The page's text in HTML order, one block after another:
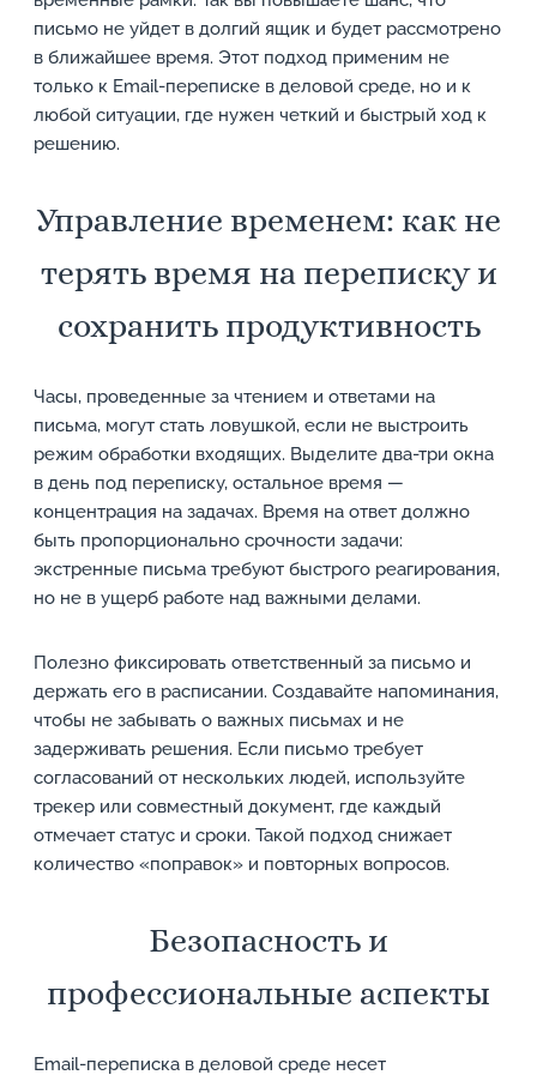
письмо не уйдет в долгий ящик и будет рассмотрено
в ближайшее время. Этот подход применим не
только к Email-переписке в деловой среде, но и к
любой ситуации, где нужен четкий и быстрый ход к
решению.
Управление временем: как не
терять время на переписку и
сохранить продуктивность
Часы, проведенные за чтением и ответами на
письма, могут стать ловушкой, если не выстроить
режим обработки входящих. Выделите два-три окна
в день под переписку, остальное время —
концентрация на задачах. Время на ответ должно
быть пропорционально срочности задачи:
экстренные письма требуют быстрого реагирования,
но не в ущерб работе над важными делами.
Полезно фиксировать ответственный за письмо и
держать его в расписании. Создавайте напоминания,
чтобы не забывать о важных письмах и не
задерживать решения. Если письмо требует
согласований от нескольких людей, используйте
трекер или совместный документ, где каждый
отмечает статус и сроки. Такой подход снижает
количество «поправок» и повторных вопросов.
Безопасность и
профессиональные аспекты
Email-переписка в деловой среде несет